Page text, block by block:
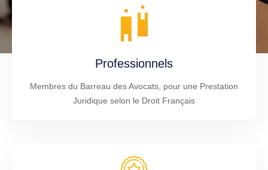
Professionnels
Membres du Barreau des Avocats, pour une Prestation
Juridique selon le Droit Français